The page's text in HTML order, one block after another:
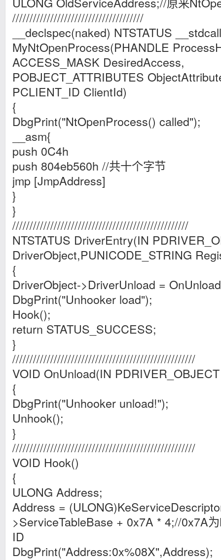
//////////////////////////////////////
__declspec(naked) NTSTATUS __stdcall
MyNtOpenProcess(PHANDLE
ACCESS_MASK DesiredAccess,
POBJECT_ATTRIBUTES
PCLIENT_ID ClientId)
{
DbgPrint("NtOpenProcess() called");
__asm{
push 0C4h
push 804eb560h //共十个字节
jmp [JmpAddress]
}
}
///////////////////////////////////////////////////
NTSTATUS DriverEntry(IN
DriverObject,PUNICODE_STRING
{
DriverObject->DriverUnload =
DbgPrint("Unhooker load");
Hook();
return STATUS_SUCCESS;
}
/////////////////////////////////////////////////////
VOID OnUnload(IN
{
DbgPrint("Unhooker unload!");
Unhook();
}
/////////////////////////////////////////////////////
VOID Hook()
{
ULONG Address;
Address =
>ServiceTableBase + 0x7A * 4;//0x7A
ID
DbgPrint("Address:0x%08X",Address);